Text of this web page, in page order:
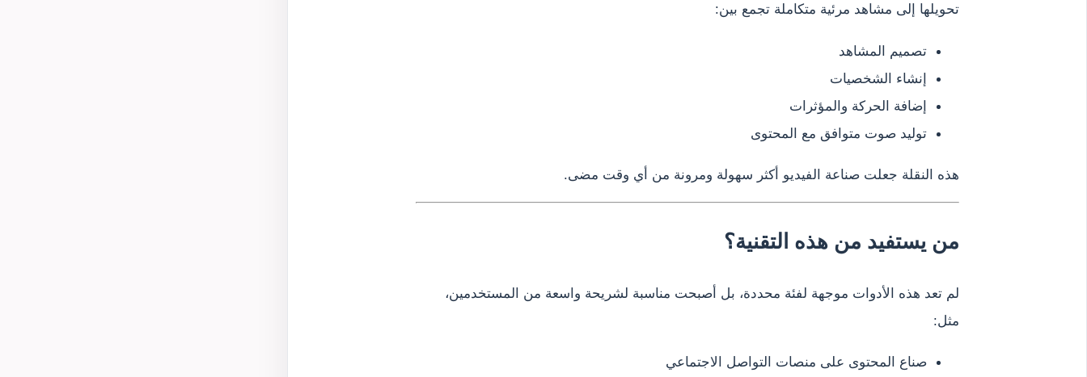
تحويلها إلى مشاهد مرئية متكاملة تجمع بين:
تصميم المشاهد
إنشاء الشخصيات
إضافة الحركة والمؤثرات
توليد صوت متوافق مع المحتوى
هذه النقلة جعلت صناعة الفيديو أكثر سهولة ومرونة من أي وقت مضى.
من يستفيد من هذه التقنية؟
لم تعد هذه الأدوات موجهة لفئة محددة، بل أصبحت مناسبة لشريحة واسعة من المستخدمين،
مثل:
صناع المحتوى على منصات التواصل الاجتماعي